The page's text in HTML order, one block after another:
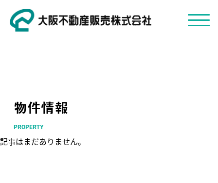
物件情報
PROPERTY
記事はまだありません。